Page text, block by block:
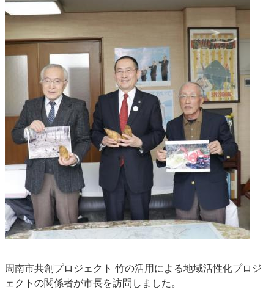
周南市共創プロジェクト 竹の活用による地域活性化プロジ
ェクトの関係者が市長を訪問しました。